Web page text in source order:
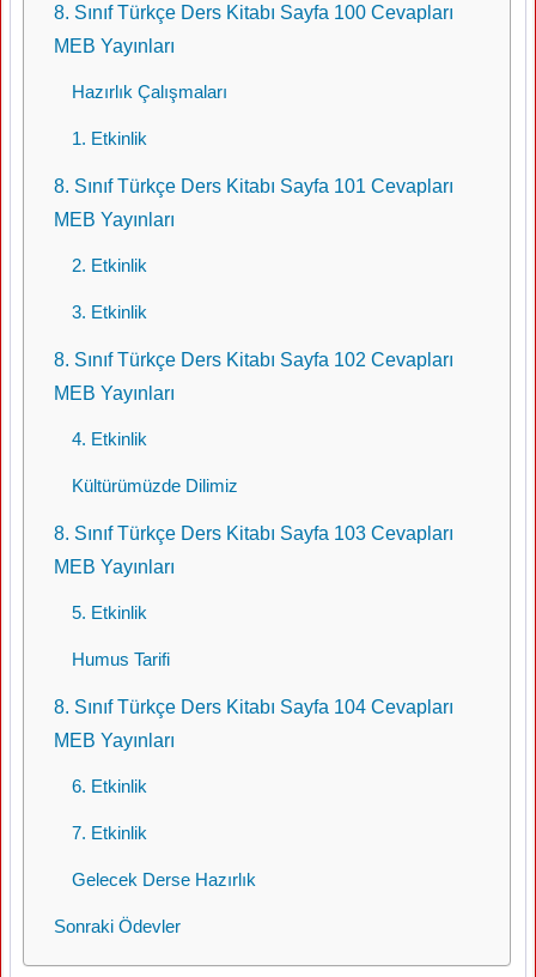
8. Sınıf Türkçe Ders Kitabı Sayfa 100 Cevapları
MEB Yayınları
Hazırlık Çalışmaları
1. Etkinlik
8. Sınıf Türkçe Ders Kitabı Sayfa 101 Cevapları
MEB Yayınları
2. Etkinlik
3. Etkinlik
8. Sınıf Türkçe Ders Kitabı Sayfa 102 Cevapları
MEB Yayınları
4. Etkinlik
Kültürümüzde Dilimiz
8. Sınıf Türkçe Ders Kitabı Sayfa 103 Cevapları
MEB Yayınları
5. Etkinlik
Humus Tarifi
8. Sınıf Türkçe Ders Kitabı Sayfa 104 Cevapları
MEB Yayınları
6. Etkinlik
7. Etkinlik
Gelecek Derse Hazırlık
Sonraki Ödevler